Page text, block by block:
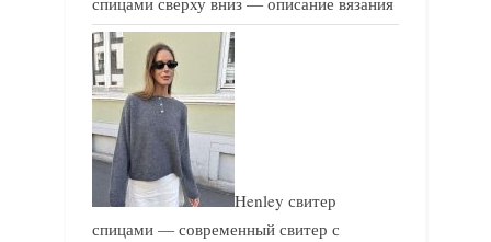
Henley свитер
спицами — современный свитер с